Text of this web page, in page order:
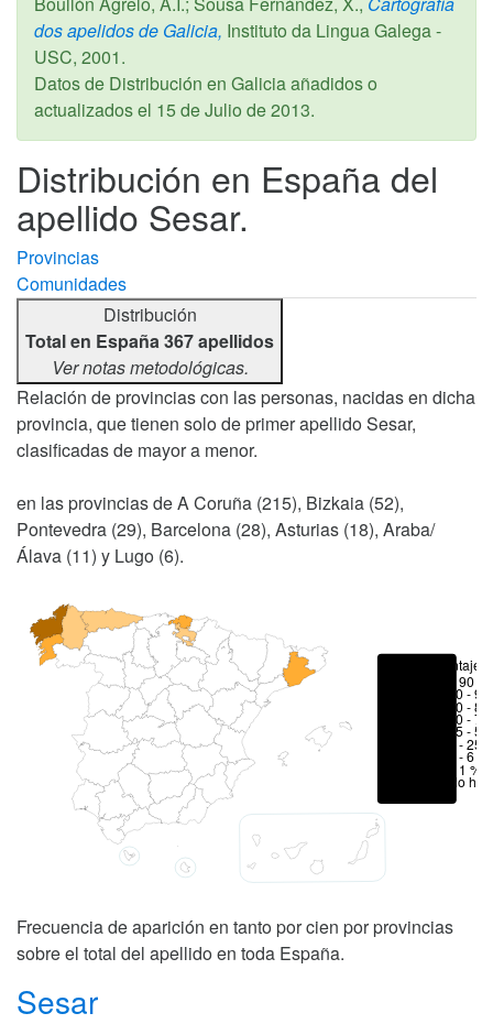
dos apelidos de Galicia, Instituto da Lingua Galega -
USC, 2001.
Datos de Distribución en Galicia añadidos o
actualizados el 15 de Julio de 2013.
Distribución en España del
apellido Sesar.
Provincias
Comunidades
Distribución
Total en España 367 apellidos
Ver notas metodológicas.
Relación de provincias con las personas, nacidas en dicha
provincia, que tienen solo de primer apellido Sesar,
clasificadas de mayor a menor.
en las provincias de A Coruña (215), Bizkaia (52),
Pontevedra (29), Barcelona (28), Asturias (18), Araba/
Álava (11) y Lugo (6).
Porcentajes
> 90 %
80 -
70 -
50 -
25 -
6 - 25
1 - 6 %
< 1 %
No hay
Frecuencia de aparición en tanto por cien por provincias
sobre el total del apellido en toda España.
Sesar